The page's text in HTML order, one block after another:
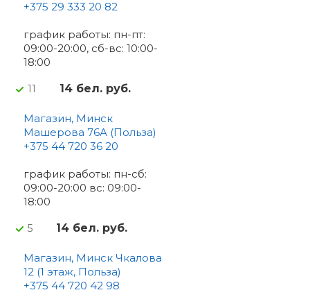
+375 29 333 20 82
график работы: пн-пт:
09:00-20:00, сб-вс: 10:00-
18:00
11 14 бел. руб.
Магазин, Минск
Машерова 76А (Польза)
+375 44 720 36 20
график работы: пн-сб:
09:00-20:00 вс: 09:00-
18:00
5 14 бел. руб.
Магазин, Минск Чкалова
12 (1 этаж, Польза)
+375 44 720 42 98